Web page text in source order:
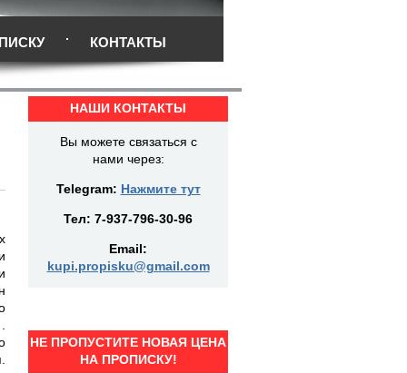
КОНТАКТЫ
НАШИ КОНТАКТЫ
Вы можете связаться с
нами через:
Telegram: Нажмите тут
Тел: 7-937-796-30-96
Email:
kupi.propisku@gmail.com
НЕ ПРОПУСТИТЕ НОВАЯ ЦЕНА
НА ПРОПИСКУ!